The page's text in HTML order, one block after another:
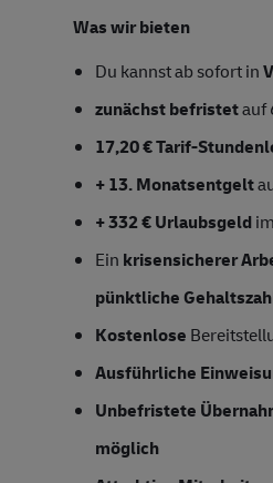
Was wir bieten
Du kannst ab sofort in
zunächst befristetauf
17,20 € Tarif-
+ 13. Monatsentgelt
+ 332 € Urlaubsgeld
Ein krisensicherer
pünktliche
Kostenlose
Ausführliche
Unbefristete
möglich